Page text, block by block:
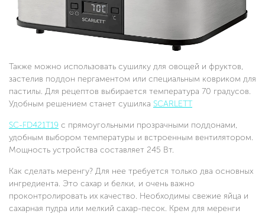
Также можно использовать сушилку для овощей и фруктов,
застелив поддон пергаментом или специальным ковриком для
пастилы. Для рецептов выбирается температура 70 градусов.
Удобным решением станет сушилка SCARLETT
SC-FD421T19 с прямоугольными прозрачными поддонами,
удобным выбором температуры и встроенным вентилятором.
Мощность устройства составляет 245 Вт.
Как сделать меренгу? Для нее требуется только два основных
ингредиента. Это сахар и белки, и очень важно
проконтролировать их качество. Необходимы свежие яйца и
сахарная пудра или мелкий сахар-песок. Крем для меренги